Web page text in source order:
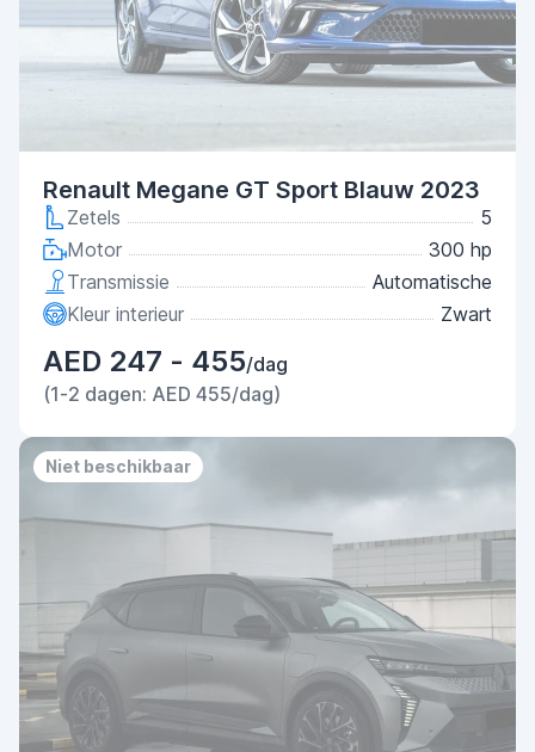
Renault Megane GT Sport Blauw 2023
Zetels
5
Motor
300 hp
Transmissie
Automatische
Kleur interieur
Zwart
AED 247 - 455/dag
(1-2 dagen: AED 455/dag)
Niet beschikbaar